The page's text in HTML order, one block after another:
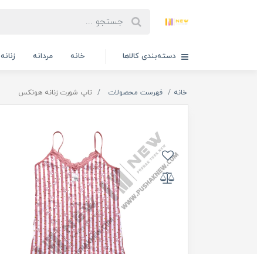
دسته‌بندی کالاها خانه مردانه زنانه
خانه فهرست محصولات تاپ شورت زنانه هونکس